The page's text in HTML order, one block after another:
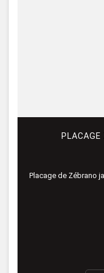
Placage de Zébrano